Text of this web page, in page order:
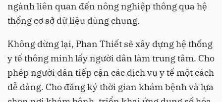
ngành liên quan đến nông nghiệp thông qua hệ
thống cơ sở dữ liệu dùng chung.
Không dừng lại, Phan Thiết sẽ xây dựng hệ thống
y tế thông minh lấy người dân làm trung tâm. Cho
phép người dân tiếp cận các dịch vụ y tế một cách
dễ dàng. Cho đăng ký thời gian khám bệnh và lựa